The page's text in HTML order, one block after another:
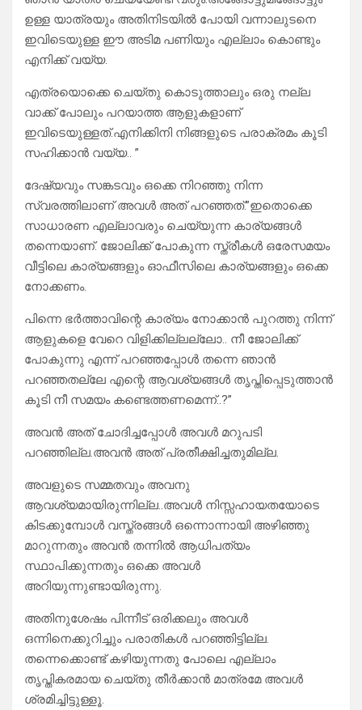
ഉള്ള യാത്രയും അതിനിടയിൽ പോയി വന്നാലുടനെ
ഇവിടെയുള്ള ഈ അടിമ പണിയും എല്ലാം കൊണ്ടും
എനിക്ക് വയ്യ.
എത്രയൊക്കെ ചെയ്തു കൊടുത്താലും ഒരു നല്ല
വാക്ക് പോലും പറയാത്ത ആളുകളാണ്
ഇവിടെയുള്ളത്.എനിക്കിനി നിങ്ങളുടെ പരാക്രമം കൂടി
സഹിക്കാൻ വയ്യ.. ”
ദേഷ്യവും സങ്കടവും ഒക്കെ നിറഞ്ഞു നിന്ന
സ്വരത്തിലാണ് അവൾ അത് പറഞ്ഞത്.”ഇതൊക്കെ
സാധാരണ എല്ലാവരും ചെയ്യുന്ന കാര്യങ്ങൾ
തന്നെയാണ്. ജോലിക്ക് പോകുന്ന സ്ത്രീകൾ ഒരേസമയം
വീട്ടിലെ കാര്യങ്ങളും ഓഫീസിലെ കാര്യങ്ങളും ഒക്കെ
നോക്കണം.
പിന്നെ ഭർത്താവിന്റെ കാര്യം നോക്കാൻ പുറത്തു നിന്ന്
ആളുകളെ വേറെ വിളിക്കില്ലല്ലോ.. നീ ജോലിക്ക്
പോകുന്നു എന്ന് പറഞ്ഞപ്പോൾ തന്നെ ഞാൻ
പറഞ്ഞതല്ലേ എന്റെ ആവശ്യങ്ങൾ തൃപ്തിപ്പെടുത്താൻ
കൂടി നീ സമയം കണ്ടെത്തണമെന്ന്..?”
അവൻ അത് ചോദിച്ചപ്പോൾ അവൾ മറുപടി
പറഞ്ഞില്ല.അവൻ അത് പ്രതീക്ഷിച്ചതുമില്ല.
അവളുടെ സമ്മതവും അവനു
ആവശ്യമായിരുന്നില്ല..അവൾ നിസ്സഹായതയോടെ
കിടക്കുമ്പോൾ വസ്ത്രങ്ങൾ ഒന്നൊന്നായി അഴിഞ്ഞു
മാറുന്നതും അവൻ തന്നിൽ ആധിപത്യം
സ്ഥാപിക്കുന്നതും ഒക്കെ അവൾ
അറിയുന്നുണ്ടായിരുന്നു.
അതിനുശേഷം പിന്നീട് ഒരിക്കലും അവൾ
ഒന്നിനെക്കുറിച്ചും പരാതികൾ പറഞ്ഞിട്ടില്ല.
തന്നെക്കൊണ്ട് കഴിയുന്നതു പോലെ എല്ലാം
തൃപ്തികരമായ ചെയ്തു തീർക്കാൻ മാത്രമേ അവൾ
ശ്രമിച്ചിട്ടുള്ളൂ.